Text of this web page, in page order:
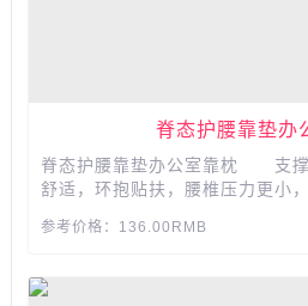
脊态护腰靠垫办
脊态护腰靠垫办公室靠枕 支撑
舒适，环抱贴扶，腰椎压力更小
针织内套，杯口设计，避免靠垫
放松感，清新透气，健康...
参考价格：136.00RMB